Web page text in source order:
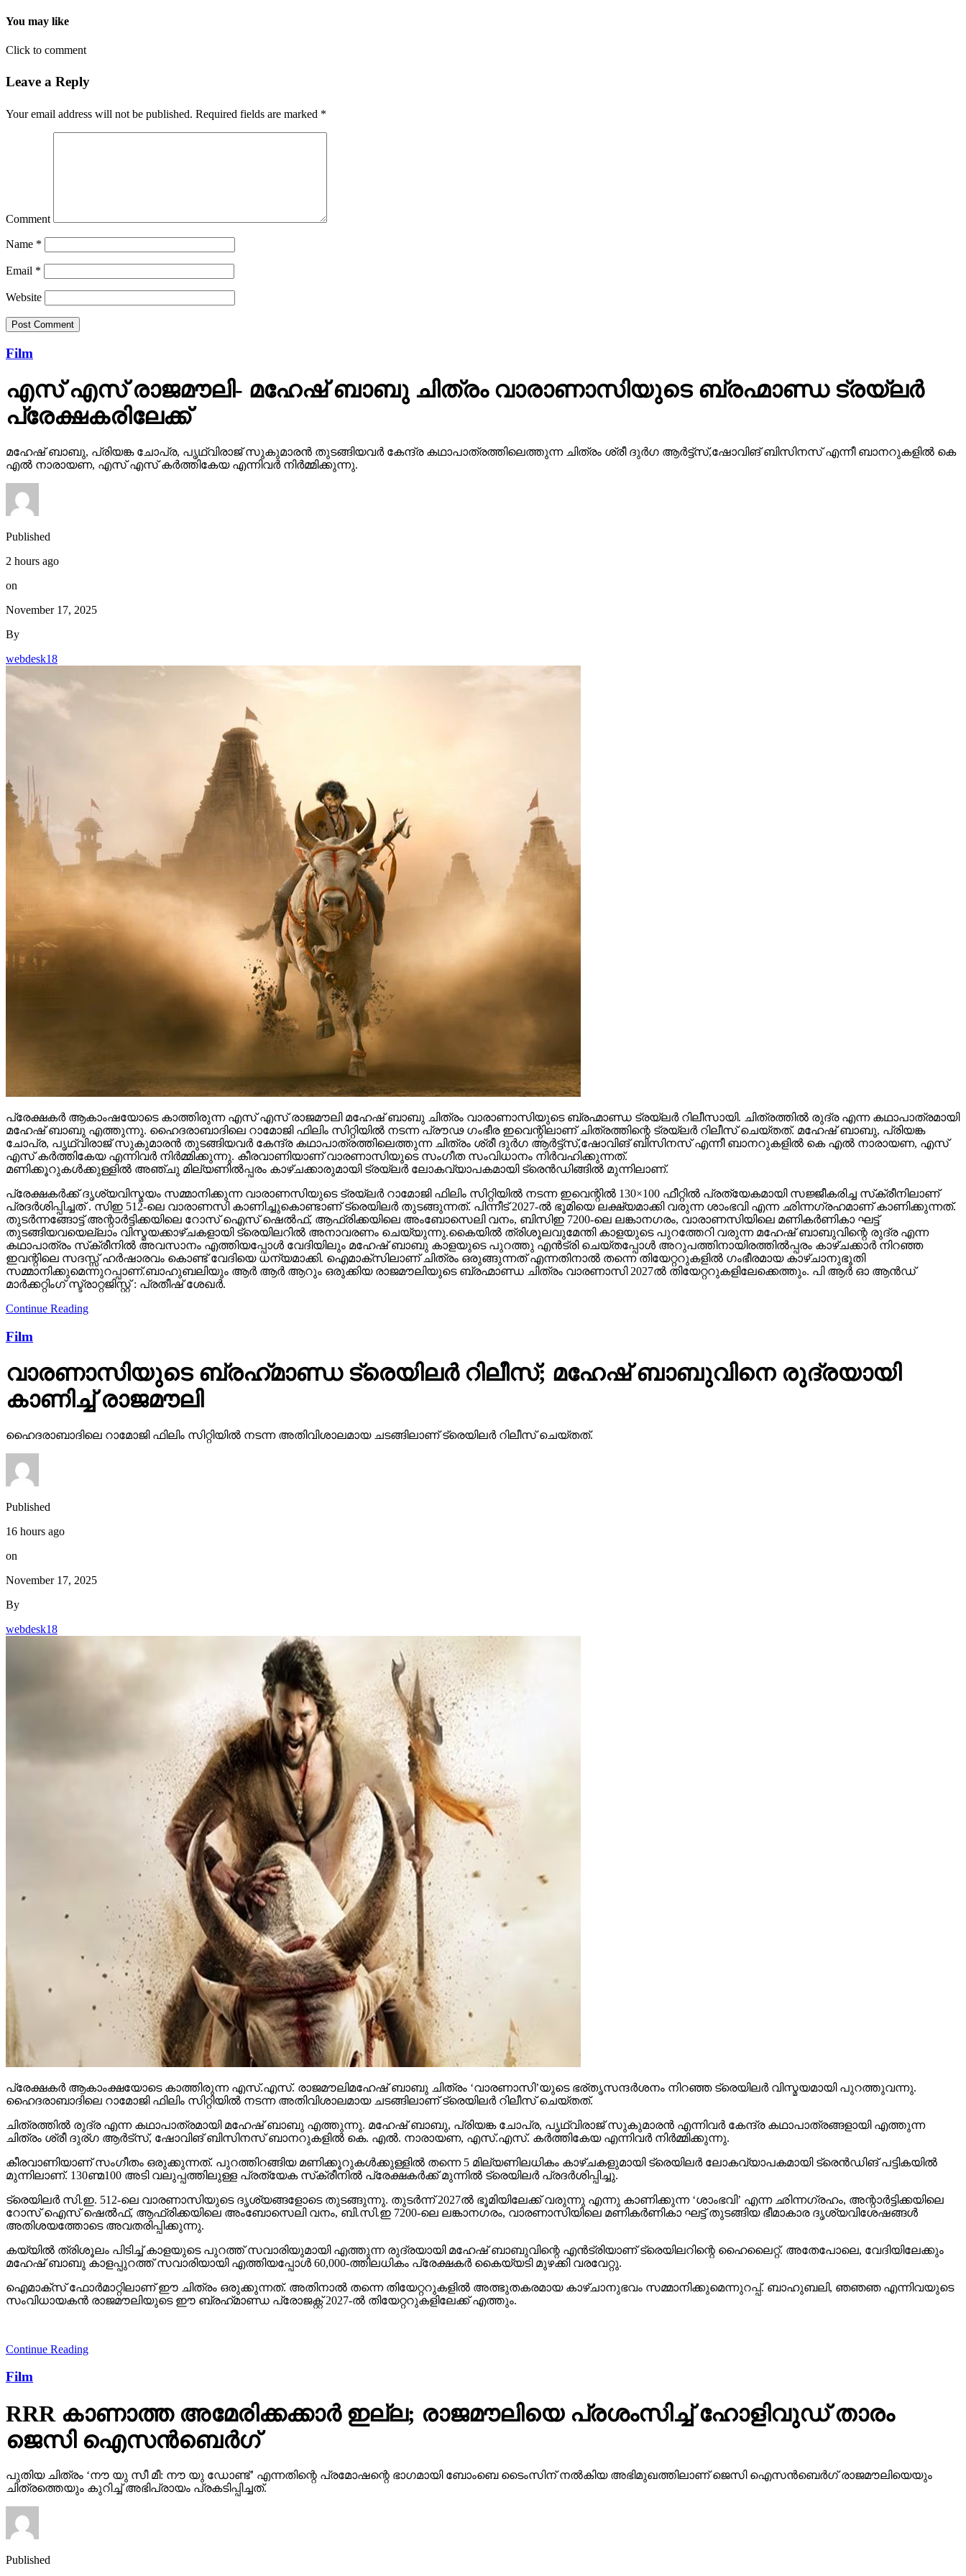
You may like
Click to comment
Leave a Reply
Your email address will not be published. Required fields are marked *
Comment
Name *
Email *
Website
Film
എസ് എസ് രാജമൗലി- മഹേഷ് ബാബു ചിത്രം വാരാണാസിയുടെ ബ്രഹ്മാണ്ഡ ട്രയ്ലർ
പ്രേക്ഷകരിലേക്ക്
മഹേഷ് ബാബു, പ്രിയങ്ക ചോപ്ര, പൃഥ്വിരാജ് സുകുമാരൻ തുടങ്ങിയവർ കേന്ദ്ര കഥാപാത്രത്തിലെത്തുന്ന ചിത്രം ശ്രീ ദുർഗ ആർട്ട്സ്,ഷോവിങ് ബിസിനസ് എന്നീ ബാനറുകളിൽ കെ
എൽ നാരായണ, എസ് എസ് കർത്തികേയ എന്നിവർ നിർമ്മിക്കുന്നു.
Published
2 hours ago
on
November 17, 2025
By
webdesk18
പ്രേക്ഷകർ ആകാംഷയോടെ കാത്തിരുന്ന എസ് എസ് രാജമൗലി മഹേഷ് ബാബു ചിത്രം വാരാണാസിയുടെ ബ്രഹ്മാണ്ഡ ട്രയ്ലർ റിലീസായി. ചിത്രത്തിൽ രുദ്ര എന്ന കഥാപാത്രമായി
മഹേഷ് ബാബു എത്തുന്നു. ഹൈദരാബാദിലെ റാമോജി ഫിലിം സിറ്റിയിൽ നടന്ന പ്രൗഢ ഗംഭീര ഇവെന്റിലാണ് ചിത്രത്തിന്റെ ട്രയ്ലർ റിലീസ് ചെയ്തത്. മഹേഷ് ബാബു, പ്രിയങ്ക
ചോപ്ര, പൃഥ്വിരാജ് സുകുമാരൻ തുടങ്ങിയവർ കേന്ദ്ര കഥാപാത്രത്തിലെത്തുന്ന ചിത്രം ശ്രീ ദുർഗ ആർട്ട്സ്,ഷോവിങ് ബിസിനസ് എന്നീ ബാനറുകളിൽ കെ എൽ നാരായണ, എസ്
എസ് കർത്തികേയ എന്നിവർ നിർമ്മിക്കുന്നു. കീരവാണിയാണ് വാരണാസിയുടെ സംഗീത സംവിധാനം നിർവഹിക്കുന്നത്.
മണിക്കൂറുകൾക്കുള്ളിൽ അഞ്ചു മില്യണിൽപ്പരം കാഴ്ചക്കാരുമായി ട്രയ്ലർ ലോകവ്യാപകമായി ട്രെൻഡിങ്ങിൽ മുന്നിലാണ്.
പ്രേക്ഷകർക്ക് ദൃശ്യവിസ്മയം സമ്മാനിക്കുന്ന വാരാണസിയുടെ ട്രയ്ലർ റാമോജി ഫിലിം സിറ്റിയിൽ നടന്ന ഇവെന്റിൽ 130×100 ഫീറ്റിൽ പ്രത്യേകമായി സജ്ജീകരിച്ച സ്‌ക്രീനിലാണ്
പ്രദർശിപ്പിച്ചത് . സിഇ 512-ലെ വാരാണസി കാണിച്ചുകൊണ്ടാണ് ട്രെയിലര്‍ തുടങ്ങുന്നത്. പിന്നീട് 2027-ല്‍ ഭൂമിയെ ലക്ഷ്യമാക്കി വരുന്ന ശാംഭവി എന്ന ഛിന്നഗ്രഹമാണ് കാണിക്കുന്നത്.
തുടര്‍ന്നങ്ങോട്ട് അന്റാര്‍ട്ടിക്കയിലെ റോസ് ഐസ് ഷെല്‍ഫ്, ആഫ്രിക്കയിലെ അംബോസെലി വനം, ബിസിഇ 7200-ലെ ലങ്കാനഗരം, വാരാണസിയിലെ മണികര്‍ണികാ ഘട്ട്
തുടങ്ങിയവയെല്ലാം വിസ്മയക്കാഴ്ചകളായി ട്രെയിലറില്‍ അനാവരണം ചെയ്യുന്നു.കൈയില്‍ ത്രിശൂലവുമേന്തി കാളയുടെ പുറത്തേറി വരുന്ന മഹേഷ് ബാബുവിന്റെ രുദ്ര എന്ന
കഥാപാത്രം സ്‌ക്രീനിൽ അവസാനം എത്തിയപ്പോൾ വേദിയിലും മഹേഷ് ബാബു കാളയുടെ പുറത്തു എൻട്രി ചെയ്തപ്പോൾ അറുപത്തിനായിരത്തിൽപ്പരം കാഴ്ചക്കാർ നിറഞ്ഞ
ഇവന്റിലെ സദസ്സ് ഹർഷാരവം കൊണ്ട് വേദിയെ ധന്യമാക്കി. ഐമാക്‌സിലാണ് ചിത്രം ഒരുങ്ങുന്നത് എന്നതിനാല്‍ തന്നെ തിയേറ്ററുകളില്‍ ഗംഭീരമായ കാഴ്ചാനുഭൂതി
സമ്മാനിക്കുമെന്നുറപ്പാണ്.ബാഹുബലിയും ആർ ആർ ആറും ഒരുക്കിയ രാജമൗലിയുടെ ബ്രഹ്മാണ്ഡ ചിത്രം വാരണാസി 2027ൽ തിയേറ്ററുകളിലേക്കെത്തും. പി ആർ ഓ ആൻഡ്
മാർക്കറ്റിംഗ് സ്ട്രാറ്റജിസ്റ്റ് : പ്രതീഷ് ശേഖർ.
Continue Reading
Film
വാരണാസിയുടെ ബ്രഹ്‌മാണ്ഡ ട്രെയിലര്‍ റിലീസ്; മഹേഷ് ബാബുവിനെ രുദ്രയായി
കാണിച്ച് രാജമൗലി
ഹൈദരാബാദിലെ റാമോജി ഫിലിം സിറ്റിയില്‍ നടന്ന അതിവിശാലമായ ചടങ്ങിലാണ് ട്രെയിലര്‍ റിലീസ് ചെയ്തത്.
Published
16 hours ago
on
November 17, 2025
By
webdesk18
പ്രേക്ഷകര്‍ ആകാംക്ഷയോടെ കാത്തിരുന്ന എസ്.എസ്. രാജമൗലിമഹേഷ് ബാബു ചിത്രം ‘വാരണാസി’യുടെ ഭര്തൃസന്ദര്‍ശനം നിറഞ്ഞ ട്രെയിലര്‍ വിസ്മയമായി പുറത്തുവന്നു.
ഹൈദരാബാദിലെ റാമോജി ഫിലിം സിറ്റിയില്‍ നടന്ന അതിവിശാലമായ ചടങ്ങിലാണ് ട്രെയിലര്‍ റിലീസ് ചെയ്തത്.
ചിത്രത്തില്‍ രുദ്ര എന്ന കഥാപാത്രമായി മഹേഷ് ബാബു എത്തുന്നു. മഹേഷ് ബാബു, പ്രിയങ്ക ചോപ്ര, പൃഥ്വിരാജ് സുകുമാരന്‍ എന്നിവര്‍ കേന്ദ്ര കഥാപാത്രങ്ങളായി എത്തുന്ന
ചിത്രം ശ്രീ ദുര്ഗ ആര്‍ട്‌സ്, ഷോവിങ് ബിസിനസ് ബാനറുകളില്‍ കെ. എല്‍. നാരായണ, എസ്.എസ്. കര്‍ത്തികേയ എന്നിവര്‍ നിര്‍മ്മിക്കുന്നു.
കീരവാണിയാണ് സംഗീതം ഒരുക്കുന്നത്. പുറത്തിറങ്ങിയ മണിക്കൂറുകള്‍ക്കുള്ളില്‍ തന്നെ 5 മില്യണിലധികം കാഴ്ചകളുമായി ട്രെയിലര്‍ ലോകവ്യാപകമായി ട്രെന്‍ഡിങ് പട്ടികയില്‍
മുന്നിലാണ്. 130ണ്മ100 അടി വലുപ്പത്തിലുള്ള പ്രത്യേക സ്‌ക്രീനില്‍ പ്രേക്ഷകര്‍ക്ക് മുന്നില്‍ ട്രെയിലര്‍ പ്രദര്‍ശിപ്പിച്ചു.
ട്രെയിലര്‍ സി.ഇ. 512-ലെ വാരണാസിയുടെ ദൃശ്യങ്ങളോടെ തുടങ്ങുന്നു. തുടര്‍ന്ന് 2027ല്‍ ഭൂമിയിലേക്ക് വരുന്നു എന്നു കാണിക്കുന്ന ‘ശാംഭവി’ എന്ന ഛിന്നഗ്രഹം, അന്റാര്‍ട്ടിക്കയിലെ
റോസ് ഐസ് ഷെല്‍ഫ്, ആഫ്രിക്കയിലെ അംബോസെലി വനം, ബി.സി.ഇ 7200-ലെ ലങ്കാനഗരം, വാരണാസിയിലെ മണികര്‍ണികാ ഘട്ട് തുടങ്ങിയ ഭീമാകാര ദൃശ്യവിശേഷങ്ങള്‍
അതിശയത്തോടെ അവതരിപ്പിക്കുന്നു.
കയ്യില്‍ ത്രിശൂലം പിടിച്ച് കാളയുടെ പുറത്ത് സവാരിയുമായി എത്തുന്ന രുദ്രയായി മഹേഷ് ബാബുവിന്റെ എന്‍ട്രിയാണ് ട്രെയിലറിന്റെ ഹൈലൈറ്റ്. അതേപോലെ, വേദിയിലേക്കും
മഹേഷ് ബാബു കാളപ്പുറത്ത് സവാരിയായി എത്തിയപ്പോള്‍ 60,000-ത്തിലധികം പ്രേക്ഷകര്‍ കൈയ്യടി മുഴക്കി വരവേറ്റു.
ഐമാക്‌സ് ഫോര്‍മാറ്റിലാണ് ഈ ചിത്രം ഒരുക്കുന്നത്. അതിനാല്‍ തന്നെ തിയേറ്ററുകളില്‍ അത്ഭുതകരമായ കാഴ്ചാനുഭവം സമ്മാനിക്കുമെന്നുറപ്പ്. ബാഹുബലി, ഞഞഞ എന്നിവയുടെ
സംവിധായകന്‍ രാജമൗലിയുടെ ഈ ബ്രഹ്‌മാണ്ഡ പ്രോജക്റ്റ് 2027-ല്‍ തിയേറ്ററുകളിലേക്ക് എത്തും.
Continue Reading
Film
RRR കാണാത്ത അമേരിക്കക്കാര്‍ ഇല്ല; രാജമൗലിയെ പ്രശംസിച്ച് ഹോളിവുഡ് താരം
ജെസി ഐസന്‍ബെര്‍ഗ്
പുതിയ ചിത്രം ‘നൗ യു സീ മീ: നൗ യു ഡോണ്ട്’ എന്നതിന്റെ പ്രമോഷന്റെ ഭാഗമായി ബോംബെ ടൈംസിന് നല്‍കിയ അഭിമുഖത്തിലാണ് ജെസി ഐസന്‍ബെര്‍ഗ് രാജമൗലിയെയും
ചിത്രത്തെയും കുറിച്ച് അഭിപ്രായം പ്രകടിപ്പിച്ചത്.
Published